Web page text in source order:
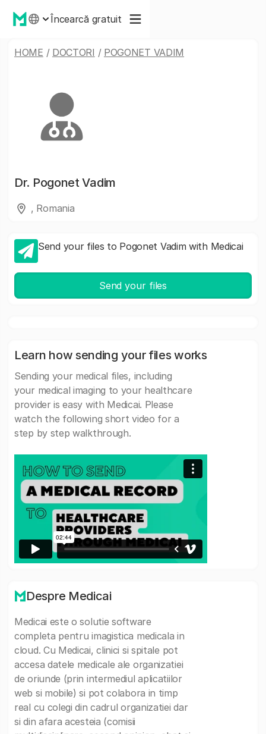
Încearcă gratuit
HOME / DOCTORI / POGONET VADIM
Dr. Pogonet Vadim
, Romania
Send your files to Pogonet Vadim with Medicai
Send your files
Learn how sending your files works
Sending your medical files, including
your medical imaging to your healthcare
provider is easy with Medicai. Please
watch the following short video for a
step by step walkthrough.
Despre Medicai
Medicai este o solutie software
completa pentru imagistica medicala in
cloud. Cu Medicai, clinici si spitale pot
accesa datele medicale ale organizatiei
de oriunde (prin intermediul aplicatiilor
web si mobile) si pot colabora in timp
real cu colegi din cadrul organizatiei dar
si din afara acesteia (comisii